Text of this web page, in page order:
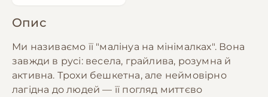
Опис
Ми називаємо її "малінуа на мінімалках". Вона
завжди в русі: весела, грайлива, розумна й
активна. Трохи бешкетна, але неймовірно
лагідна до людей — її погляд миттєво